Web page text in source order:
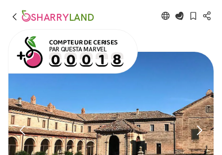
SHARRYLAND
COMPTEUR DE CERISES
PAR QUESTA MARVEL